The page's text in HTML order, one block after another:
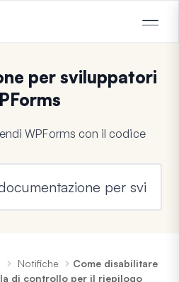
per sviluppatori
WPForms con il codice
Notifiche
Come disabilitare
di controllo per il riepilogo